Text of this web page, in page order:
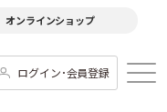
オンラインショップ
ログイン･会員登録